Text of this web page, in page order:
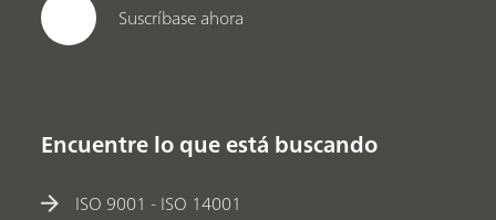
Suscríbase ahora
Encuentre lo que está buscando
ISO 9001 - ISO 14001